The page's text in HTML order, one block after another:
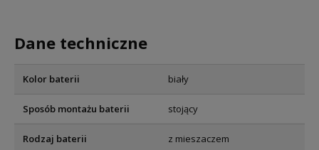
Dane techniczne
Kolor baterii biały
Sposób montażu baterii stojący
Rodzaj baterii z mieszaczem